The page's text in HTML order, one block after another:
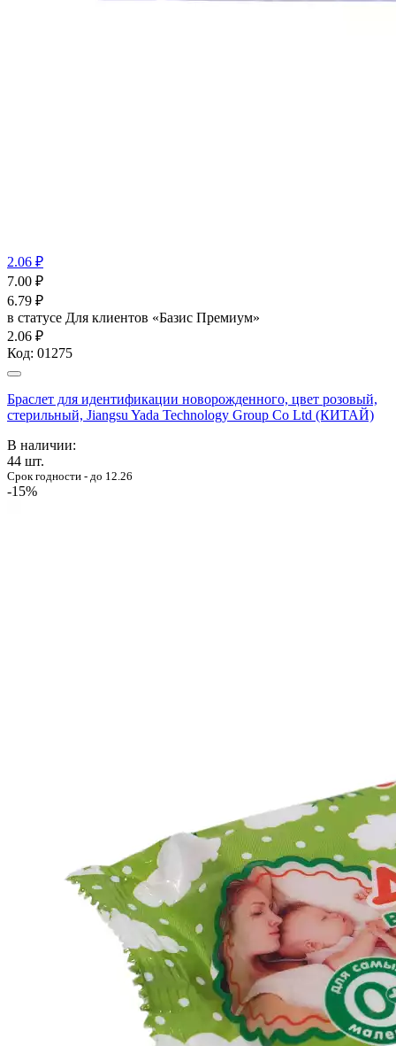
2.06 ₽
7.00 ₽
6.79 ₽
в статусе Для клиентов «Базис Премиум»
2.06 ₽
Код: 01275
Браслет для идентификации новорожденного, цвет розовый,
стерильный, Jiangsu Yada Technology Group Co Ltd (КИТАЙ)
В наличии:
44 шт.
Срок годности - до 12.26
-15%